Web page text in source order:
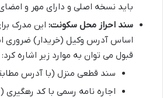
باید نسخه اصلی و دارای مهر و
سند احراز محل سکونت: این مدرک
اساس آدرس وکیل (خریدار) ضروری
قبول می توان به موارد زیر اشاره کرد:
سند قطعی منزل (با آدرس
اجاره نامه رسمی با کد